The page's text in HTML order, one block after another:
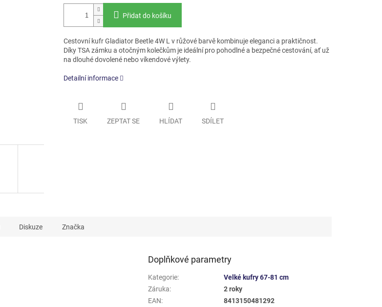
Přidat do košíku
Cestovní kufr Gladiator Beetle 4W L v růžové barvě kombinuje eleganci a praktičnost.
Díky TSA zámku a otočným kolečkům je ideální pro pohodlné a bezpečné cestování, ať už
na dlouhé dovolené nebo víkendové výlety.
Detailní informace
TISK ZEPTAT SE HLÍDAT SDÍLET
Diskuze Značka
Doplňkové parametry
Kategorie:
Velké kufry 67-81 cm
Záruka:
2 roky
EAN:
8413150481292